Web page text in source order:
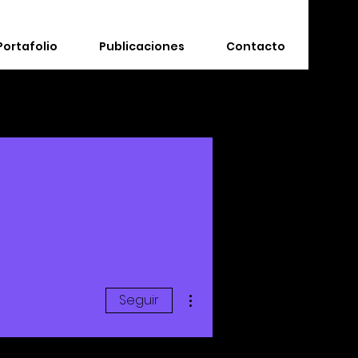
Publicaciones Contacto
Seguir